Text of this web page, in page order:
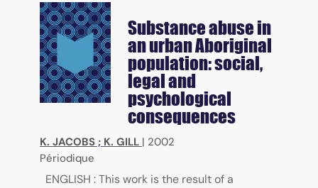
Substance abuse in
an urban Aboriginal
population: social,
legal and
psychological
consequences
K. JACOBS ; K. GILL | 2002
Périodique
ENGLISH : This work is the result of a